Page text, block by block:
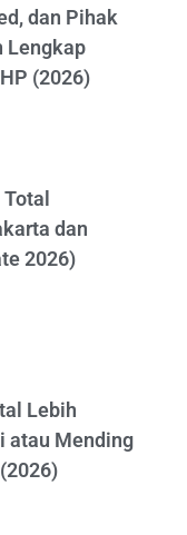
dan Pihak
Lengkap
(2026)
dan
2026)
Lebih
atau Mending